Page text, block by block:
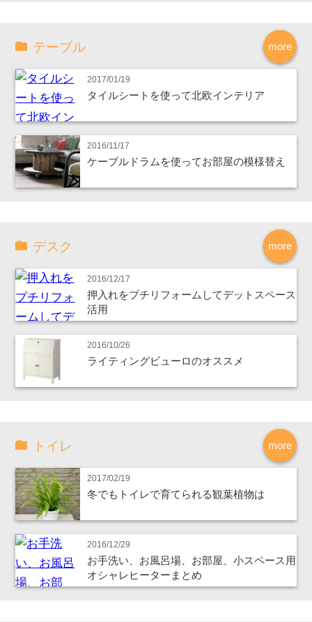
more
テーブル
2017/01/19
タイルシートを使って北欧インテリア
2016/11/17
ケーブルドラムを使ってお部屋の模様替え
more
デスク
2016/12/17
押入れをプチリフォームしてデットスペース
活用
2016/10/26
ライティングビューロのオススメ
more
トイレ
2017/02/19
冬でもトイレで育てられる観葉植物は
2016/12/29
お手洗い、お風呂場、お部屋、小スペース用
オシャレヒーターまとめ